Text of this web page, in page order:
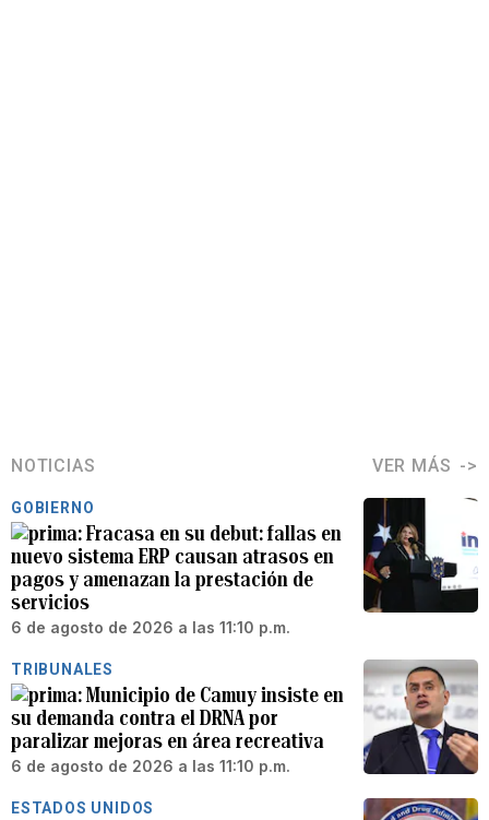
NOTICIAS VER MÁS
GOBIERNO
Fracasa en su debut: fallas en
nuevo sistema ERP causan atrasos en
pagos y amenazan la prestación de
servicios
6 de agosto de 2026 a las 11:10 p.m.
TRIBUNALES
Municipio de Camuy insiste en
su demanda contra el DRNA por
paralizar mejoras en área recreativa
6 de agosto de 2026 a las 11:10 p.m.
ESTADOS UNIDOS